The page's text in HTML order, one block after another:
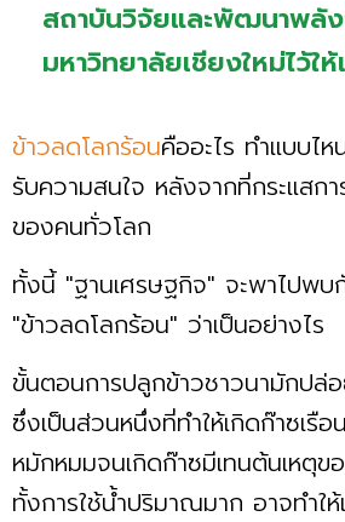
สถาบันวิจัยและพัฒนาพลั
มหาวิทยาลัยเชียงใหม่ไว้ใ
ข้าวลดโลกร้อนคืออะไร ทำแบบไห
รับความสนใจ หลังจากที่กระแสก
ของคนทั่วโลก
ทั้งนี้ "ฐานเศรษฐกิจ" จะพาไปพ
"ข้าวลดโลกร้อน" ว่าเป็นอย่างไร
ขั้นตอนการปลูกข้าวชาวนามักปล่อ
ซึ่งเป็นส่วนหนึ่งที่ทำให้เกิดก๊าซเรือ
หมักหมมจนเกิดก๊าซมีเทนต้นเหตุข
ทั้งการใช้น้ำปริมาณมาก อาจทำใ